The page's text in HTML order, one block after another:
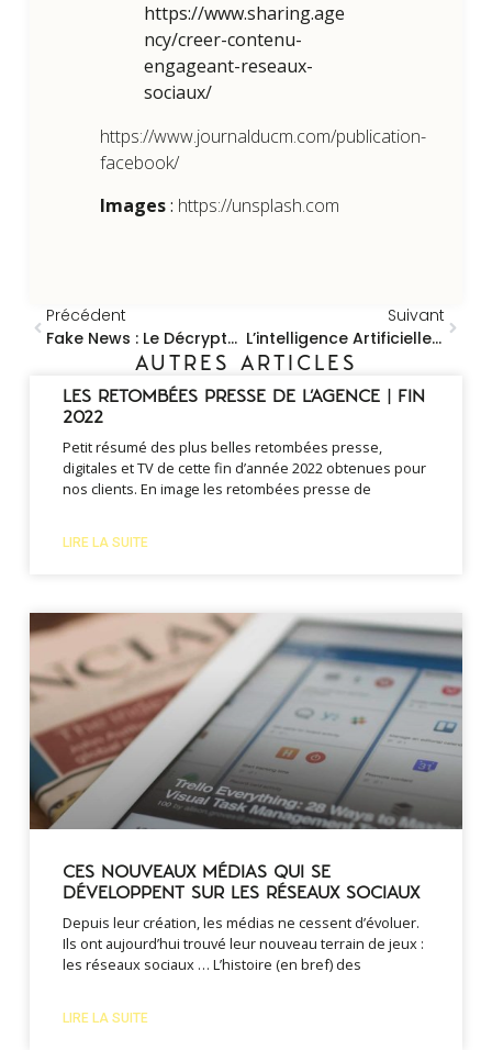
https://www.sharing.age
ncy/creer-contenu-
engageant-reseaux-
sociaux/
https://www.journalducm.com/publication-
facebook/
Images: https://unsplash.com
Précédent
Fake News : Le Décryptage
Suivant
L’intelligence Artificielle Révolutionne-T-Elle Le Marketing Digital ?
AUTRES ARTICLES
LES RETOMBÉES PRESSE DE L’AGENCE | FIN
2022
Petit résumé des plus belles retombées presse,
digitales et TV de cette fin d’année 2022 obtenues pour
nos clients. En image les retombées presse de
LIRE LA SUITE
CES NOUVEAUX MÉDIAS QUI SE
DÉVELOPPENT SUR LES RÉSEAUX SOCIAUX
Depuis leur création, les médias ne cessent d’évoluer.
Ils ont aujourd’hui trouvé leur nouveau terrain de jeux :
les réseaux sociaux … L’histoire (en bref) des
LIRE LA SUITE